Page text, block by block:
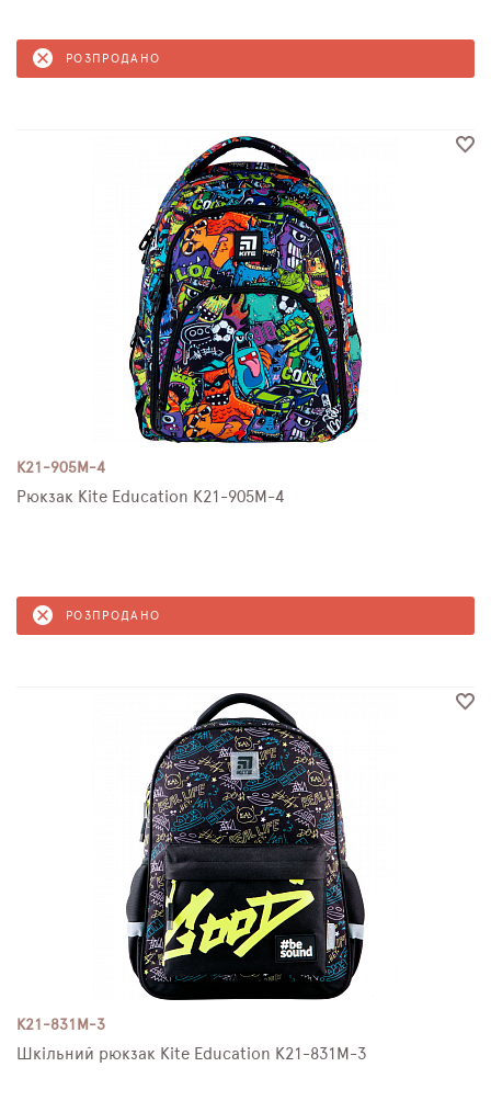
РОЗПРОДАНО
K21-905M-4
Рюкзак Kite Education K21-905M-4
РОЗПРОДАНО
K21-831M-3
Шкільний рюкзак Kite Education K21-831M-3